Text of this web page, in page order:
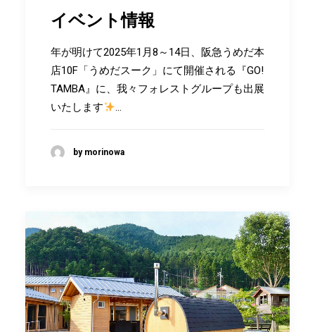
イベント情報
年が明けて2025年1月8～14日、阪急うめだ本
店10F「うめだスーク」にて開催される『GO!
TAMBA』に、我々フォレストグループも出展
いたします
…
by morinowa